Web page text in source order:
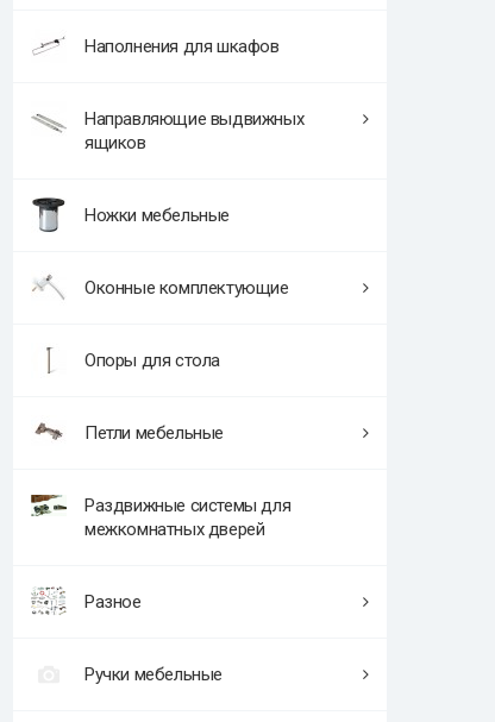
Наполнения для шкафов
Направляющие выдвижных
ящиков
Ножки мебельные
Оконные комплектующие
Опоры для стола
Петли мебельные
Раздвижные системы для
межкомнатных дверей
Разное
Ручки мебельные